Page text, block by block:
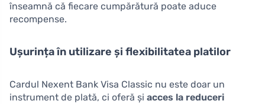
înseamnă că fiecare cumpărătură poate aduce
recompense.
Ușurința în utilizare și flexibilitatea platilor
Cardul Nexent Bank Visa Classic nu este doar un
instrument de plată, ci oferă și acces la reduceri